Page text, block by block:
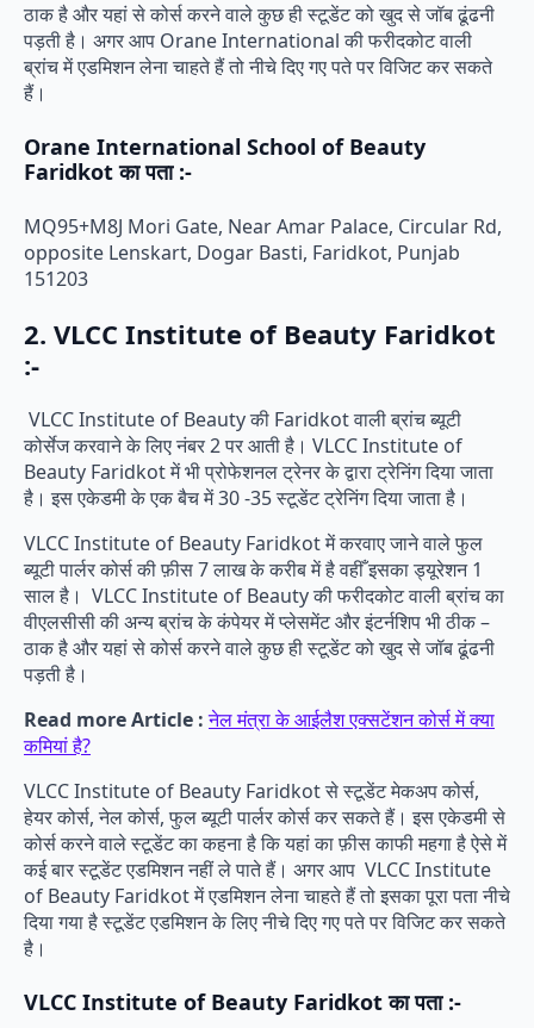
ठाक है और यहां से कोर्स करने वाले कुछ ही स्टूडेंट को खुद से जॉब ढूंढनी
पड़ती है। अगर आप Orane International की फरीदकोट वाली
ब्रांच में एडमिशन लेना चाहते हैं तो नीचे दिए गए पते पर विजिट कर सकते
हैं।
Orane International School of Beauty
Faridkot का पता :-
MQ95+M8J Mori Gate, Near Amar Palace, Circular Rd,
opposite Lenskart, Dogar Basti, Faridkot, Punjab
151203
2. VLCC Institute of Beauty Faridkot
:-
VLCC Institute of Beauty की Faridkot वाली ब्रांच ब्यूटी
कोर्सेज करवाने के लिए नंबर 2 पर आती है। VLCC Institute of
Beauty Faridkot में भी प्रोफेशनल ट्रेनर के द्वारा ट्रेनिंग दिया जाता
है। इस एकेडमी के एक बैच में 30 -35 स्टूडेंट ट्रेनिंग दिया जाता है।
VLCC Institute of Beauty Faridkot में करवाए जाने वाले फुल
ब्यूटी पार्लर कोर्स की फ़ीस 7 लाख के करीब में है वहीँ इसका ड्यूरेशन 1
साल है। VLCC Institute of Beauty की फरीदकोट वाली ब्रांच का
वीएलसीसी की अन्य ब्रांच के कंपेयर में प्लेसमेंट और इंटर्नशिप भी ठीक –
ठाक है और यहां से कोर्स करने वाले कुछ ही स्टूडेंट को खुद से जॉब ढूंढनी
पड़ती है।
Read more Article :नेल मंत्रा के आईलैश एक्सटेंशन कोर्स में क्या
कमियां है?
VLCC Institute of Beauty Faridkot से स्टूडेंट मेकअप कोर्स,
हेयर कोर्स, नेल कोर्स, फुल ब्यूटी पार्लर कोर्स कर सकते हैं। इस एकेडमी से
कोर्स करने वाले स्टूडेंट का कहना है कि यहां का फ़ीस काफी महगा है ऐसे में
कई बार स्टूडेंट एडमिशन नहीं ले पाते हैं। अगर आप VLCC Institute
of Beauty Faridkot में एडमिशन लेना चाहते हैं तो इसका पूरा पता नीचे
दिया गया है स्टूडेंट एडमिशन के लिए नीचे दिए गए पते पर विजिट कर सकते
है।
VLCC Institute of Beauty Faridkot का पता :-